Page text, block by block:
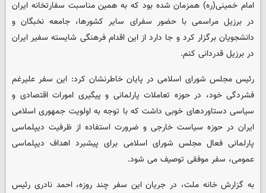
امام خمینی(ره) همزمان شده بود که به همین مناسبت سفارتخانه ایران
در برزیل مراسمی با حضور سفرای سایر کشورها، جامعه نخبگان و
دانشجویان برگزار کرد و جا دارد از این اقدام فرهنگی شایسته سفیر ایران
در برزیل قدردانی کنم.
رئیس مجلس شورای اسلامی در پایان خاطرنشان کرد: این سفر علیرغم
فشردگی خود، در حوزه تعاملات پارلمانی و پیگیری امورات اقتصادی و
سیاسی دستاوردهای خوبی داشت که با توجه به اولویت جمهوری اسلامی
ایران در حوزه سیاست خارجی و ضرورت استفاده از ظرفیت دیپلماسی
پارلمانی فعال مجلس شورای اسلامی برای پیشبرد اهداف دیپلماسی
عمومی، سفر موفقی توصیف می شود.
به گزارش خانه ملت، در جریان این سفر چند روزه، احمد نادری رئیس